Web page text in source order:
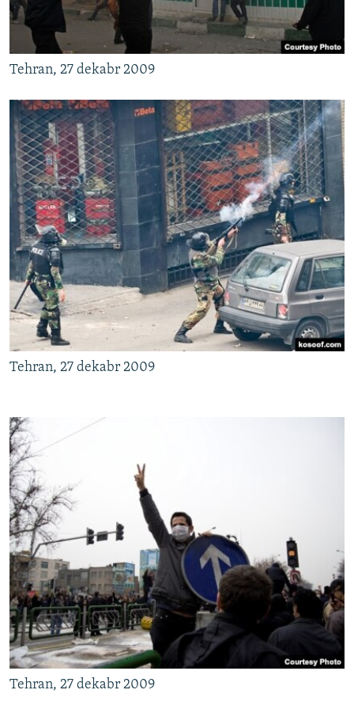
Tehran, 27 dekabr 2009
Tehran, 27 dekabr 2009
Tehran, 27 dekabr 2009